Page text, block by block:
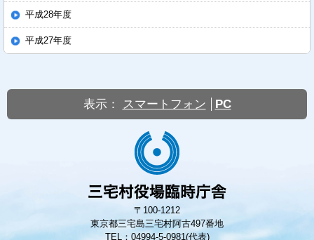
平成28年度
平成27年度
表示： スマートフォン PC
〒100-1212
東京都三宅島三宅村阿古497番地
TEL：04994-5-0981(代表)